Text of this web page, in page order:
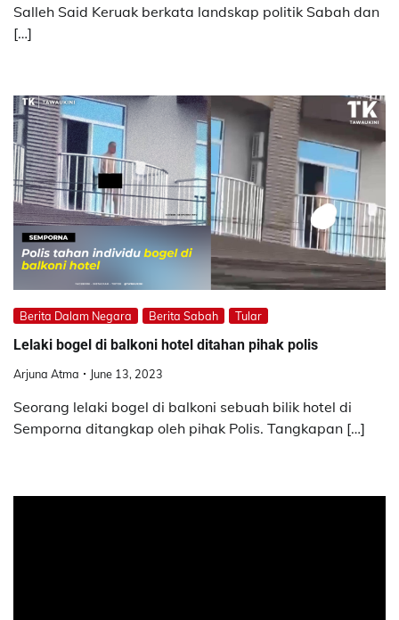
Salleh Said Keruak berkata landskap politik Sabah dan
[…]
Berita Dalam Negara Berita Sabah Tular
Lelaki bogel di balkoni hotel ditahan pihak polis
Arjuna Atma June 13, 2023
Seorang lelaki bogel di balkoni sebuah bilik hotel di
Semporna ditangkap oleh pihak Polis. Tangkapan […]